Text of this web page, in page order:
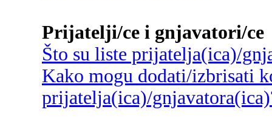
Prijatelji/ce i gnjavatori/ce
Što su liste prijatelja(ica)/
Kako mogu dodati/izbrisati
prijatelja(ica)/